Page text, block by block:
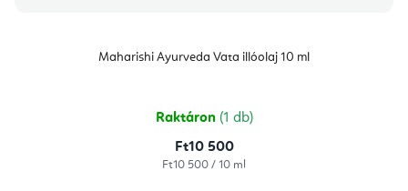
Maharishi Ayurveda Vata illóolaj 10 ml
Raktáron (1 db)
Ft10 500
Egységár:
Ft10 500 / 10 ml